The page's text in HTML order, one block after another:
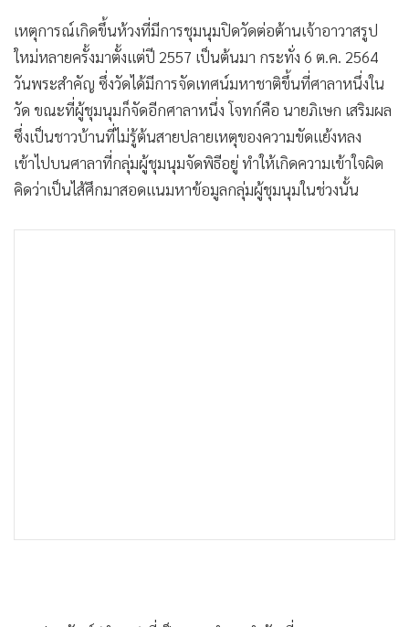
เหตุการณ์เกิดขึ้นห้วงที่มีการชุมนุมปิดวัดต่อต้านเจ้าอาวาสรูป
ใหม่หลายครั้งมาตั้งแต่ปี 2557 เป็นต้นมา กระทั่ง 6 ต.ค. 2564
วันพระสำคัญ ซึ่งวัดได้มีการจัดเทศน์มหาชาติขึ้นที่ศาลาหนึ่งใน
วัด ขณะที่ผู้ชุมนุมก็จัดอีกศาลาหนึ่ง โจทก์คือ นายภิเษก เสริมผล
ซึ่งเป็นชาวบ้านที่ไม่รู้ต้นสายปลายเหตุของความขัดแย้งหลง
เข้าไปบนศาลาที่กลุ่มผู้ชุมนุมจัดพิธีอยู่ ทำให้เกิดความเข้าใจผิด
คิดว่าเป็นไส้ศึกมาสอดแนมหาข้อมูลกลุ่มผู้ชุมนุมในช่วงนั้น